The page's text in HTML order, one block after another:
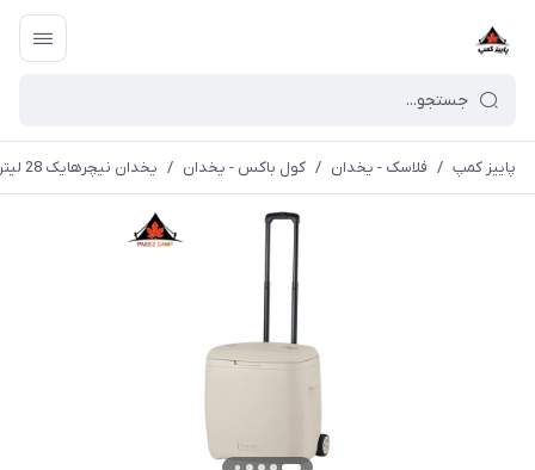
پاییز کمپ / فلاسک - یخدان / کول باکس - یخدان / یخدان نیچرهایک 28 لیتری | CNK2300BS013